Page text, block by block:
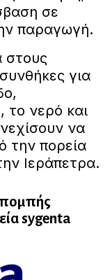
σε
παραγωγή.
στους
για
το νερό και
να
την πορεία
Ιεράπετρα.
sygenta